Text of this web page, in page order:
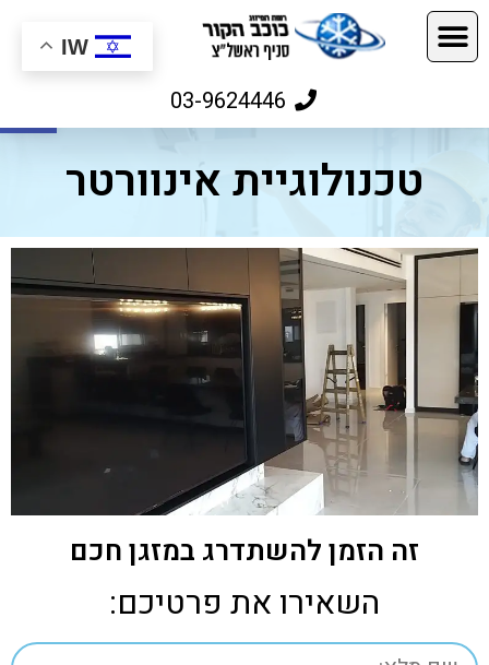
03-9624446
טכנולוגיית אינוורטר
זה הזמן להשתדרג במזגן חכם
השאירו את פרטיכם:
IW